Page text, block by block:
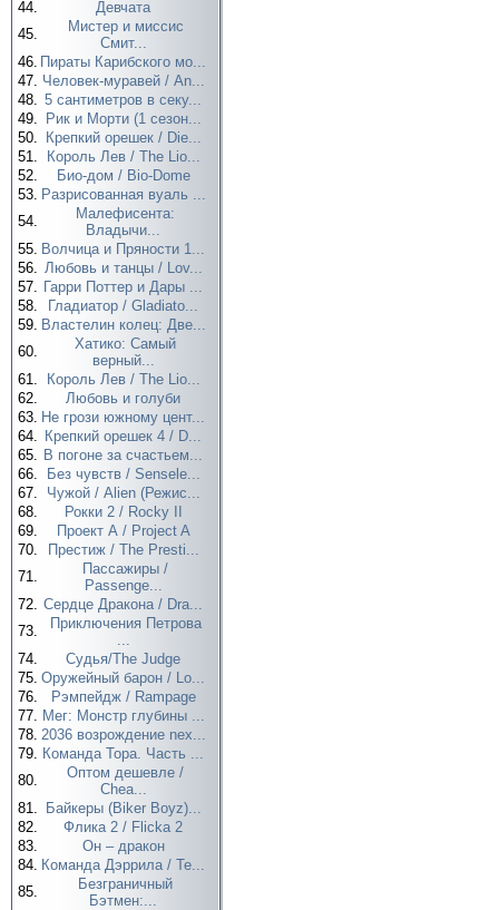
44.
Девчата
45.
Мистер и миссис
Смит...
46. Пираты Карибского мо...
47. Человек-муравей / An...
48. 5 сантиметров в секу...
49.
Рик и Морти (1 сезон...
50.
Крепкий орешек / Die...
51.
Король Лев / The Lio...
52.
Био-дом / Bio-Dome
53. Разрисованная вуаль ...
54.
Малефисента:
Владычи...
55. Волчица и Пряности 1...
56. Любовь и танцы / Lov...
57. Гарри Поттер и Дары ...
58.
Гладиатор / Gladiato...
59. Властелин колец: Две...
60.
Хатико: Самый
верный...
61.
Король Лев / The Lio...
62.
Любовь и голуби
63. Не грози южному цент...
64. Крепкий орешек 4 / D...
65. В погоне за счастьем...
66.
Без чувств / Sensele...
67.
Чужой / Alien (Режис...
68.
Рокки 2 / Rocky II
69.
Проект А / Project A
70.
Престиж / The Presti...
71.
Пассажиры /
Passenge...
72. Сердце Дракона / Dra...
73.
Приключения Петрова
...
74.
Судья/The Judge
75. Оружейный барон / Lo...
76.
Рэмпейдж / Rampage
77. Мег: Монстр глубины ...
78. 2036 возрождение nex...
79. Команда Тора. Часть ...
80.
Оптом дешевле /
Chea...
81.
Байкеры (Biker Boyz)...
82.
Флика 2 / Flicka 2
83.
Он – дракон
84. Команда Дэррила / Te...
85.
Безграничный
Бэтмен:...